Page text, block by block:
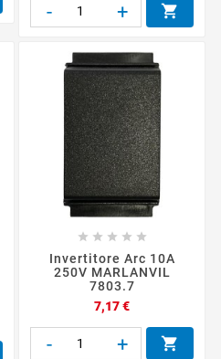
- + 
    
Invertitore Arc 10A
250V MARLANVIL
7803.7
7,17 €Prezzo
- + 